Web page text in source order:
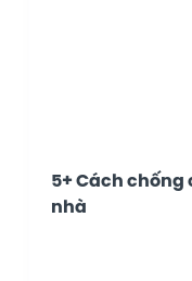
5+ Cách
nhà